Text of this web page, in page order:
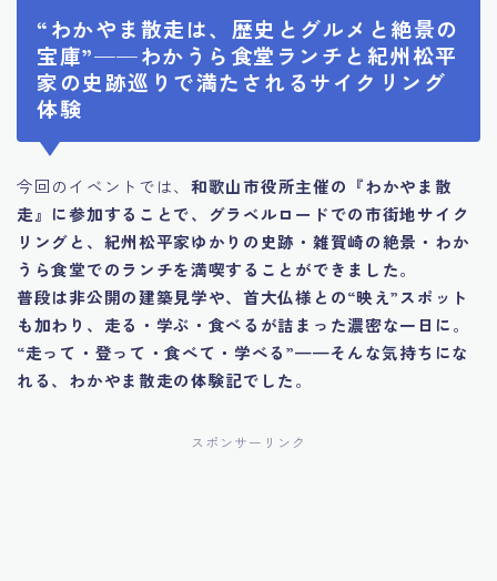
“わかやま散走は、歴史とグルメと絶景の
宝庫”——わかうら食堂ランチと紀州松平
家の史跡巡りで満たされるサイクリング
体験
今回のイベントでは、 和歌山市役所主催の『わかやま散
走』に参加することで、グラベルロードでの市街地サイク
リングと、紀州松平家ゆかりの史跡・雑賀崎の絶景・わか
うら食堂でのランチを満喫することができました。
普段は非公開の建築見学や、首大仏様との“映え”スポット
も加わり、走る・学ぶ・食べるが詰まった濃密な一日に。
“走って・登って・食べて・学べる”——そんな気持ちにな
れる、わかやま散走の体験記でした。
スポンサーリンク